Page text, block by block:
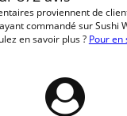
proviennent de
commandé sur Sushi
en savoir plus ? Pour en